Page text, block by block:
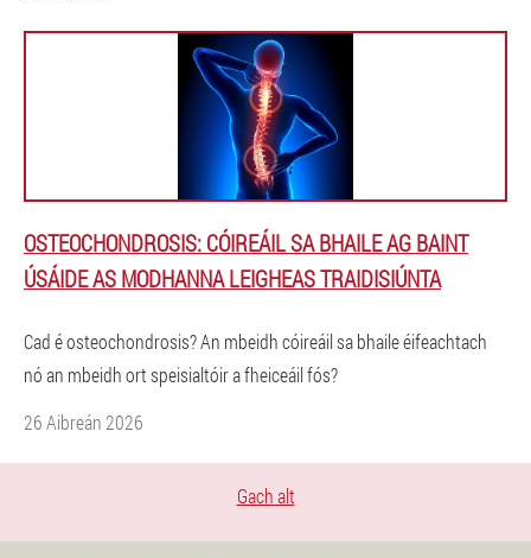
OSTEOCHONDROSIS: CÓIREÁIL SA BHAILE AG BAINT
ÚSÁIDE AS MODHANNA LEIGHEAS TRAIDISIÚNTA
Cad é osteochondrosis? An mbeidh cóireáil sa bhaile éifeachtach
nó an mbeidh ort speisialtóir a fheiceáil fós?
26 Aibreán 2026
Gach alt